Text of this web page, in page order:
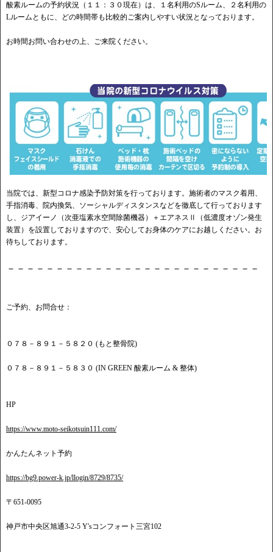
酸素ルームの予約状況（１１：３０現在）は、１名利用のSルーム、２名利用の
Lルームともに、どの時間帯も比較的ご案内しやすい状況となっております。
お時間お問い合わせの上、ご来院ください。
当院では、新型コロナ感染予防対策を行っております。施術者のマスク着用、
手指消毒、院内換気、ソーシャルディスタンスなどを徹底して行っております
し、ジアイーノ（次亜塩素水空間除菌機器）＋エアネスⅡ（低濃度オゾン発生
装置）を設置しておりますので、安心してお身体のケアにお越しください。お
待ちしております。
－－－－－－－－－－－－－－－－－－－－－－－－－－
ご予約、お問合せ：
０７８－８９１－５８２０ (もと整骨院)
０７８－８９１－５８３０ (IN GREEN 酸素ルーム & 整体)
HP
https://www.moto-seikotsuin111.com/
かんたんネット予約
https://bg9.power-k.jp/llogin/8729/8735/
〒651-0095
神戸市中央区旭通3-2-5 Y'sコンフォート三宮102